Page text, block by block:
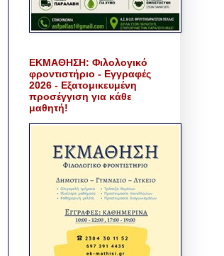
ΕΚΜΑΘΗΣΗ: Φιλολογικό
φροντιστήριο - Εγγραφές
2026 - Εξατομικευμένη
προσέγγιση για κάθε
μαθητή!